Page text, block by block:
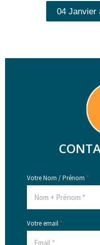
04 Janvier
Votre Nom / Prénom *
Votre email *